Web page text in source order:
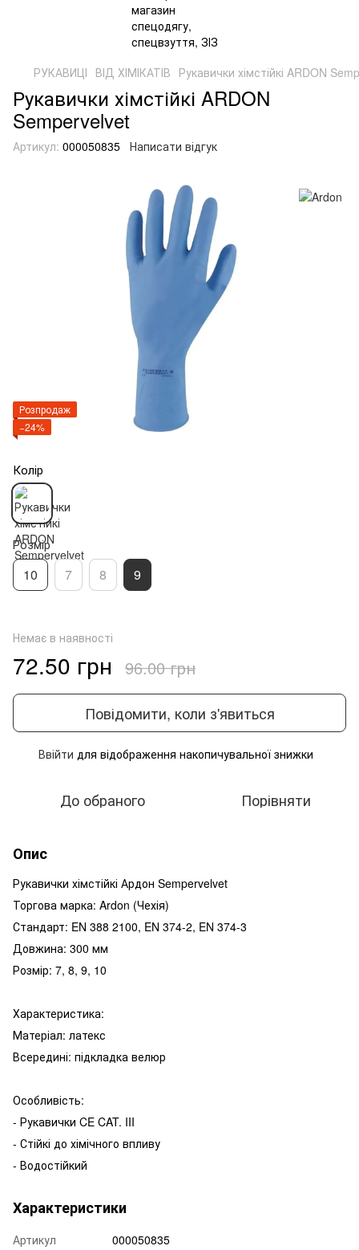
РУКАВИЦІ ВІД ХІМІКАТІВ Рукавички хімстійкі ARDON
Рукавички хімстійкі ARDON
Sempervelvet
Артикул: 000050835 Написати відгук
Розпродаж
−24%
Колір
Розмір
10 7 8 9
Немає в наявності
72.50 грн 96.00 грн
Повідомити, коли з'явиться
Ввійти для відображення накопичувальної знижки
До обраного Порівняти
Опис
Рукавички хімстійкі Ардон Sempervelvet
Торгова марка: Ardon (Чехія)
Стандарт: EN 388 2100, EN 374-2, EN 374-3
Довжина: 300 мм
Розмір: 7, 8, 9, 10
Характеристика:
Матеріал: латекс
Всередині: підкладка велюр
Особливість:
- Рукавички CE CAT. III
- Стійкі до хімічного впливу
- Водостійкий
Характеристики
Артикул
000050835